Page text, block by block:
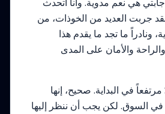
جربت العديد من الخوذات، من
ونادراً ما تجد ما يقدم هذا
والأمان على المدى
قد يبدو سعر Shoei مرتفعاً في البداية. صحيح، إنها
السوق. لكن يجب أن ننظر إليها